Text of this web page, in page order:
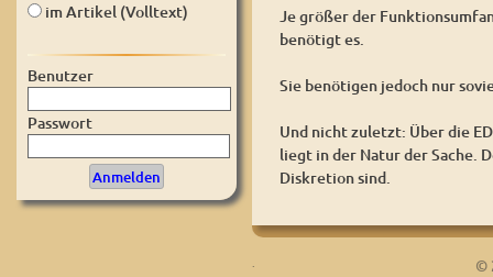
im Artikel (Volltext)
Benutzer
Passwort
Je größer der
benötigt es.
Sie benötigen jedoch nur
Und nicht zuletzt: Über die
liegt in der Natur der Sache.
Diskretion sind.
©